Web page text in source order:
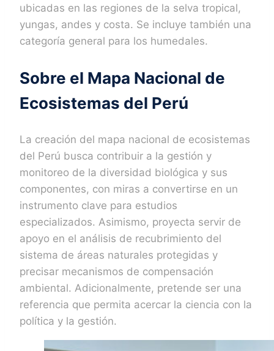
ubicadas en las regiones de la selva tropical,
yungas, andes y costa. Se incluye también una
categoría general para los humedales.
Sobre el Mapa Nacional de
Ecosistemas del Perú
La creación del mapa nacional de ecosistemas
del Perú busca contribuir a la gestión y
monitoreo de la diversidad biológica y sus
componentes, con miras a convertirse en un
instrumento clave para estudios
especializados. Asimismo, proyecta servir de
apoyo en el análisis de recubrimiento del
sistema de áreas naturales protegidas y
precisar mecanismos de compensación
ambiental. Adicionalmente, pretende ser una
referencia que permita acercar la ciencia con la
política y la gestión.